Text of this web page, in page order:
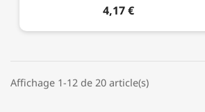
4,17 €
Affichage 1-12 de 20 article(s)